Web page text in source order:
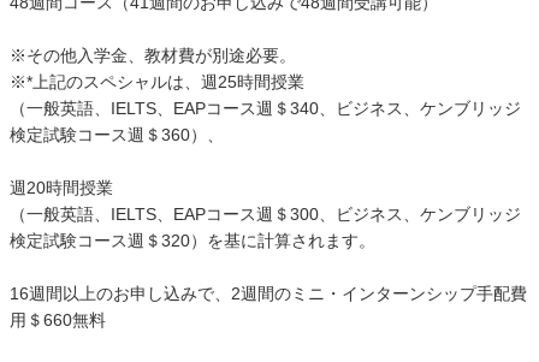
※その他入学金、教材費が別途必要。
※*上記のスペシャルは、週25時間授業
（一般英語、IELTS、EAPコース週＄340、ビジネス、ケンブリッジ
検定試験コース週＄360）、
週20時間授業
（一般英語、IELTS、EAPコース週＄300、ビジネス、ケンブリッジ
検定試験コース週＄320）を基に計算されます。
16週間以上のお申し込みで、2週間のミニ・インターンシップ手配費
用＄660無料